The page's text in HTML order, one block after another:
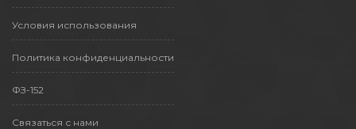
Условия использования
Политика конфиденциальности
ФЗ-152
Связаться с нами